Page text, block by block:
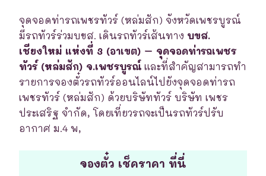
จุดจอดท่ารถเพชรทัวร์ (หล่มสัก) จังหวัดเพชรบูรณ์
มีรถทัวร์ร่วมบขส. เดินรถทัวร์เส้นทาง บขส.
เชียงใหม่ แห่งที่ 3 (อาเขต) – จุดจอดท่ารถเพชร
ทัวร์ (หล่มสัก) จ.เพชรบูรณ์ และที่สำคัญสามารถทำ
รายการจองตั๋วรถทัวร์ออนไลน์ไปยังจุดจอดท่ารถ
เพชรทัวร์ (หล่มสัก) ด้วยบริษัททัวร์ บริษัท เพชร
ประเสริฐ จำกัด, โดยเที่ยวรถจะเป็นรถทัวร์ปรับ
อากาศ ม.4 พ,
จองตั๋ว เช็คราคา ที่นี่